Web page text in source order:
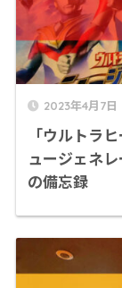
2023年4月7日
「ウルトラ
ュージェネ
の備忘録